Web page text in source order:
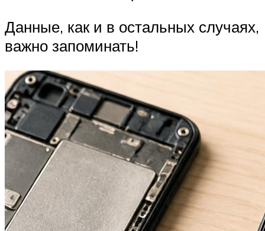
Данные, как и в остальных случаях,
важно запоминать!